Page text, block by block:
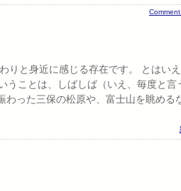
りと身近に感じる存在です。 とはい
ことは、しばしば（いえ、毎度と言
わった三保の松原や、富士山を眺める